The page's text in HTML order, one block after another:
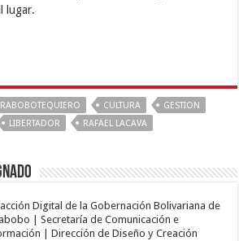
lugar.
CULTURA
GESTION
LIBERTADOR RAFAEL LACAVA
Digital de la Gobernación Bolivariana de
| Secretaría de Comunicación e
| Dirección de Diseño y Creación